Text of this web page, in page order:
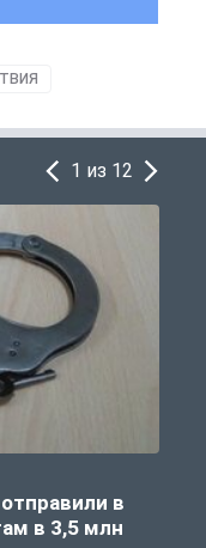
1 из 12
в
в 3,5 млн